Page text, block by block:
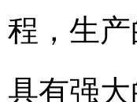
程，生
具有强